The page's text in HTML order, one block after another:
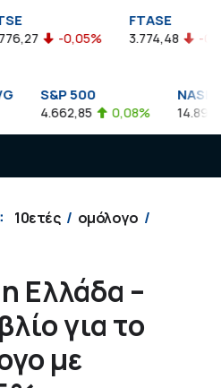
-0,05%
FTASE
3.774,48 -0,10%
S&P 500
4.662,85 0,08% 14.893,75
10ετές
ομόλογο
Ελλάδα –
για το
με